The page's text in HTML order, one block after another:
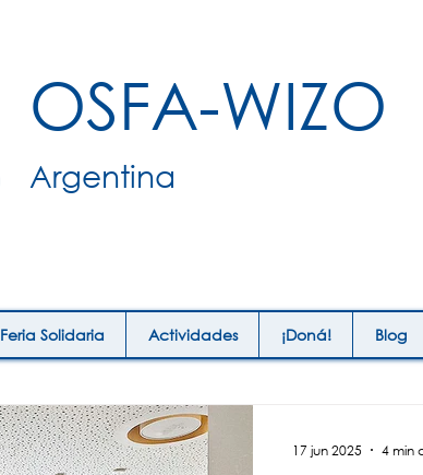
OSFA-WIZO
Argentina
Feria Solidaria Actividades ¡Doná! Blog
17 jun 2025 4 min